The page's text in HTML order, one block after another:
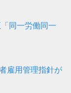
同一労働同一
雇用管理指針が